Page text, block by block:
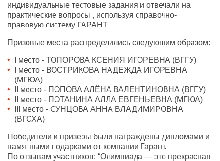
индивидуальные тестовые задания и отвечали на
практические вопросы , используя справочно-
правовую систему ГАРАНТ.
Призовые места распределились следующим образом:
I место - ТОПОРОВА КСЕНИЯ ИГОРЕВНА (ВГГУ)
I место - ВОСТРИКОВА НАДЕЖДА ИГОРЕВНА
(МГЮА)
II место - ПОПОВА АЛЁНА ВАЛЕНТИНОВНА (ВГГУ)
II место - ПОТАНИНА АЛЛА ЕВГЕНЬЕВНА (МГЮА)
III место - СУНЦОВА АННА ВЛАДИМИРОВНА
(ВГСХА)
Победители и призеры были награждены дипломами и
памятными подарками от компании Гарант.
По отзывам участников: “Олимпиада — это прекрасная